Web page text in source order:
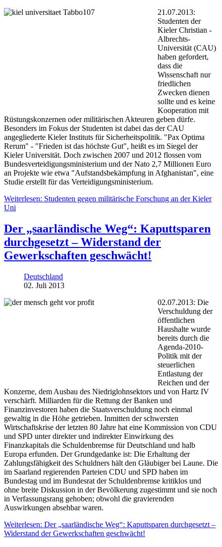
21.07.2013:
Studenten der
Kieler Christian -
Albrechts-
Universität (CAU)
haben gefordert,
dass die
Wissenschaft nur
friedlichen
Zwecken dienen
sollte und es keine
Kooperation mit
Rüstungskonzernen oder militärischen Akteuren geben dürfe.
Besonders im Fokus der Studenten ist dabei das der CAU
angegliederte Kieler Instituts für Sicherheitspolitik. "Pax Optima
Rerum" - "Frieden ist das höchste Gut", heißt es im Siegel der
Kieler Universität. Doch zwischen 2007 und 2012 flossen vom
Bundesverteidigungsministerium und der Nato 2,7 Millionen Euro
an Projekte wie etwa "Aufstandsbekämpfung in Afghanistan", eine
Studie erstellt für das Verteidigungsministerium.
Weiterlesen: Studenten gegen militärische Forschung an der Kieler
Uni
Der „saarländische Weg“: Kaputtsparen
durchgesetzt – Widerstand der
Gewerkschaften geschwächt!
Deutschland
02. Juli 2013
02.07.2013: Die
Verschuldung der
öffentlichen
Haushalte wurde
bereits durch die
Agenda-2010-
Politik mit der
steuerlichen
Entlastung der
Reichen und der
Konzerne, dem Ausbau des Niedriglohnsektors und von Hartz IV
verschärft. Milliarden für die Rettung der Banken und
Finanzinvestoren haben die Staatsverschuldung noch einmal
gewaltig in die Höhe getrieben. Inmitten der schwersten
Wirtschaftskrise der letzten 80 Jahre hat eine Kommission von CDU
und SPD unter direkter und indirekter Einwirkung des
Finanzkapitals die Schuldenbremse für Deutschland und halb
Europa erfunden. Der Grundgedanke ist: Die Erhaltung der
Zahlungsfähigkeit des Schuldners hält den Gläubiger bei Laune. Die
im Saarland regierenden Parteien CDU und SPD haben im
Bundestag und im Bundesrat der Schuldenbremse kritiklos und
ohne breite Diskussion in der Bevölkerung zugestimmt und sie noch
in Verfassungsrang gehoben; obwohl die gravierenden
Auswirkungen absehbar waren.
Weiterlesen: Der „saarländische Weg“: Kaputtsparen durchgesetzt –
Widerstand der Gewerkschaften geschwächt!